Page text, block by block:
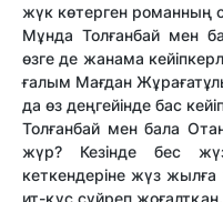
жүк көтерген романның
Мұнда Толғанбай мен
өзге де жанама
ғалым Мағдан
да өз деңгейінде бас
Толғанбай мен бала
жүр? Кезінде бес
кеткендеріне жүз
ит-құс сүйреп